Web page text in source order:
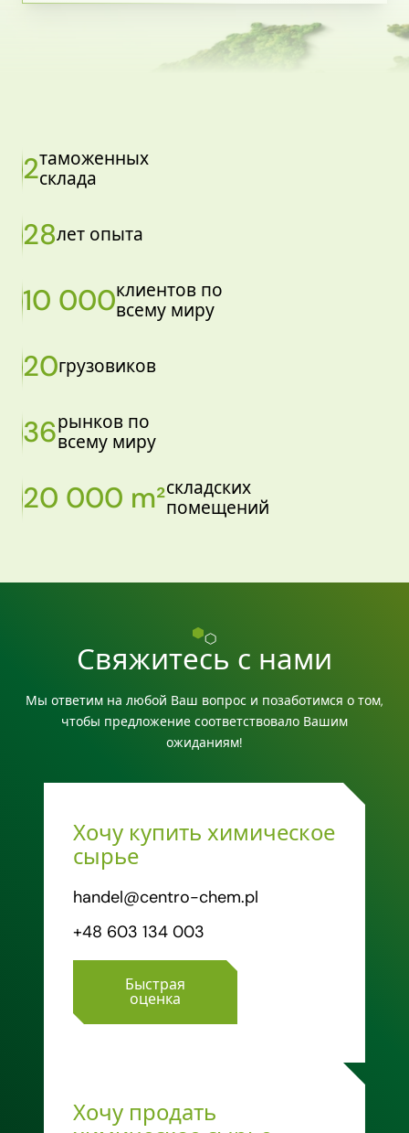
2таможенных
склада
28лет опыта
10 000клиентов по
всему миру
20грузовиков
36рынков по
всему миру
20 000 m²складских
помещений
Свяжитесь с нами
Мы ответим на любой Ваш вопрос и позаботимся о том,
чтобы предложение соответствовало Вашим
ожиданиям!
Хочу купить химическое
сырье
handel@centro-chem.pl
+48 603 134 003
Быстрая
оценка
Хочу продать